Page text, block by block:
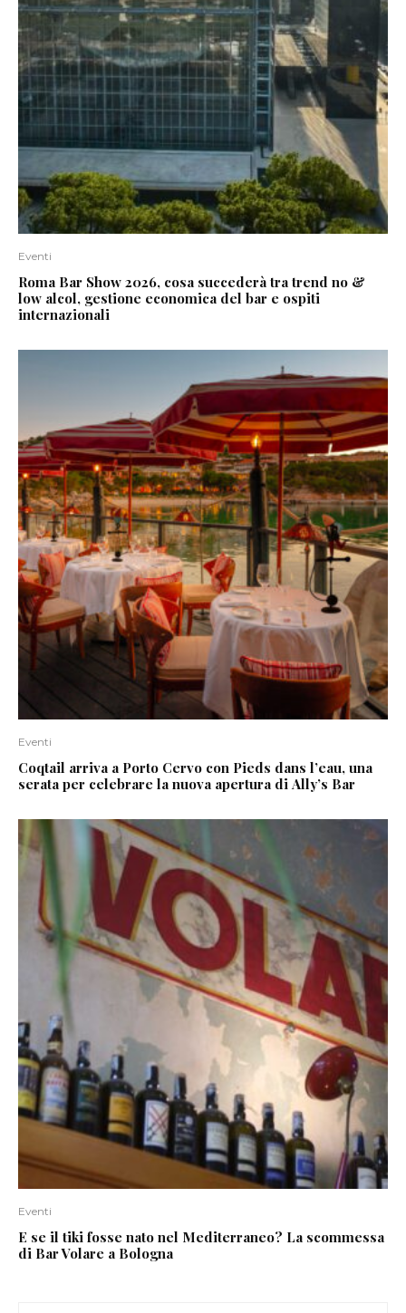
Eventi
Roma Bar Show 2026, cosa succederà tra trend no &
low alcol, gestione economica del bar e ospiti
internazionali
Eventi
Coqtail arriva a Porto Cervo con Pieds dans l’eau, una
serata per celebrare la nuova apertura di Ally’s Bar
Eventi
E se il tiki fosse nato nel Mediterraneo? La scommessa
di Bar Volare a Bologna